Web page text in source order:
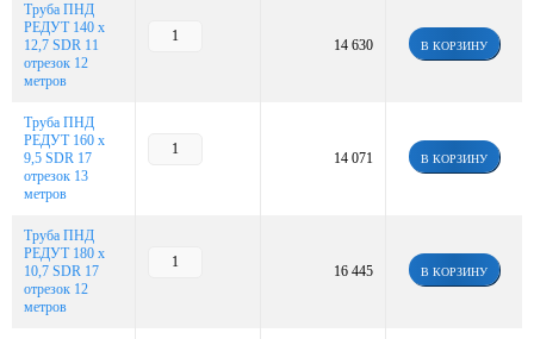
Труба ПНД
РЕДУТ 140 х
12,7 SDR 11
отрезок 12
метров
14 630 В КОРЗИНУ
Труба ПНД
РЕДУТ 160 х
9,5 SDR 17
отрезок 13
метров
14 071 В КОРЗИНУ
Труба ПНД
РЕДУТ 180 х
10,7 SDR 17
отрезок 12
метров
16 445 В КОРЗИНУ